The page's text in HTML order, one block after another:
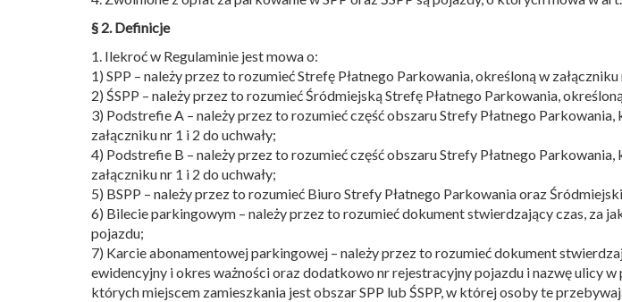
§ 2. Definicje
1. Ilekroć w Regulaminie jest mowa o:
1) SPP – należy przez to rozumieć Strefę Płatnego Parkowania, określoną w załączniku
2) ŚSPP – należy przez to rozumieć Śródmiejską Strefę Płatnego Parkowania,
3) Podstrefie A – należy przez to rozumieć część obszaru Strefy Płatnego
załączniku nr 1 i 2 do uchwały;
4) Podstrefie B – należy przez to rozumieć część obszaru Strefy Płatnego
załączniku nr 1 i 2 do uchwały;
5) BSPP – należy przez to rozumieć Biuro Strefy Płatnego Parkowania oraz
6) Bilecie parkingowym – należy przez to rozumieć dokument stwierdzający czas, za
pojazdu;
7) Karcie abonamentowej parkingowej – należy przez to rozumieć dokument
ewidencyjny i okres ważności oraz dodatkowo nr rejestracyjny pojazdu i nazwę ulicy
których miejscem zamieszkania jest obszar SPP lub ŚSPP, w której osoby te